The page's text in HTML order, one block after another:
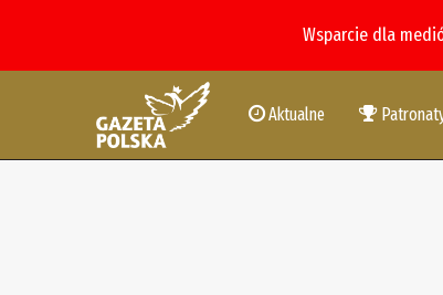
Wsparcie dla
Aktualne